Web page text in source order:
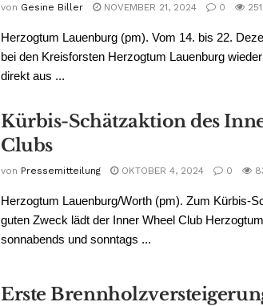
von Gesine Biller NOVEMBER 21, 2024 0 251
Herzogtum Lauenburg (pm). Vom 14. bis 22.
bei den Kreisforsten Herzogtum Lauenburg
direkt aus ...
Kürbis-Schätzaktion des
Clubs
von Pressemitteilung OKTOBER 4, 2024 0
Herzogtum Lauenburg/Worth (pm). Zum Kürbis-
guten Zweck lädt der Inner Wheel Club
sonnabends und sonntags ...
Erste